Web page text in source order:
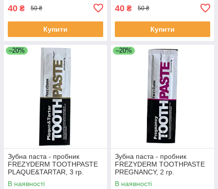
40 ₴ 50 ₴
Купити
40 ₴ 50 ₴
Купити
–20%
Зубна паста - пробник
FREZYDERM TOOTHPASTE
PLAQUE&TARTAR, 3 гр.
В наявності
–20%
Зубна паста - пробник
FREZYDERM TOOTHPASTE
PREGNANCY, 2 гр.
В наявності